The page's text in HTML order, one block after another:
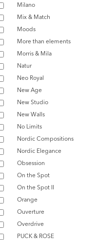
Milano
Mix & Match
Moods
More than elements
Morris & Mila
Natur
Neo Royal
New Age
New Studio
New Walls
No Limits
Nordic Compositions
Nordic Elegance
Obsession
On the Spot
On the Spot II
Orange
Ouverture
Overdrive
PUCK & ROSE